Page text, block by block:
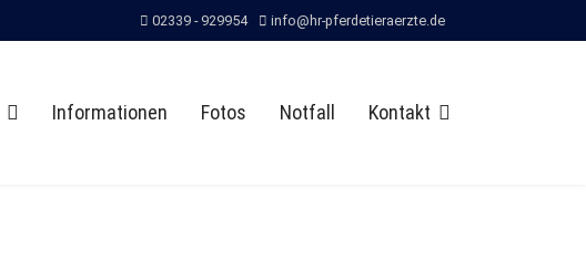
02339 - 929954 info@hr-pferdetieraerzte.de
Informationen Fotos Notfall Kontakt